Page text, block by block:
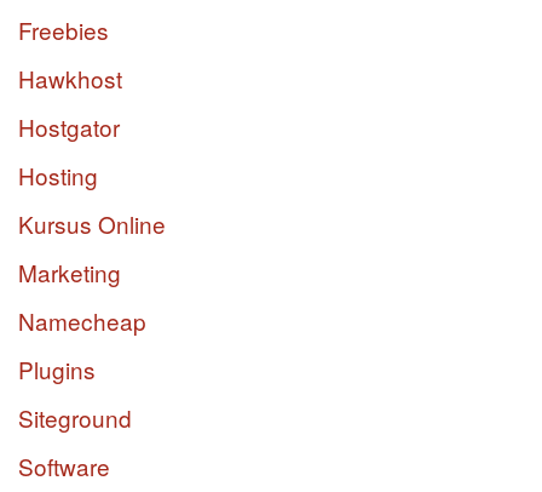
Freebies
Hawkhost
Hostgator
Hosting
Kursus Online
Marketing
Namecheap
Plugins
Siteground
Software